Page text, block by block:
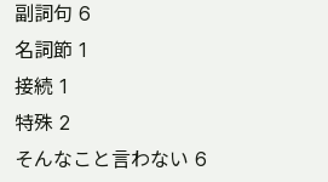
副詞句 6
名詞節 1
接続 1
特殊 2
そんなこと言わない 6